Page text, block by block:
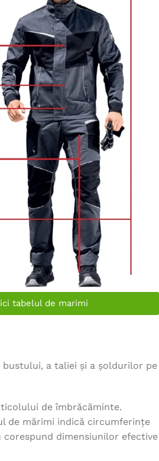
tabelul de marimi
a taliei și a șoldurilor pe
de îmbrăcăminte.
de mărimi indică circumferințe
corespund dimensiunilor efective